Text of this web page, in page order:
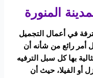
المنورة
في أعمال التجميل
أمر رائع من شأنه أن
بها كل سبل الترفيه
أو الفيلا، حيث أن